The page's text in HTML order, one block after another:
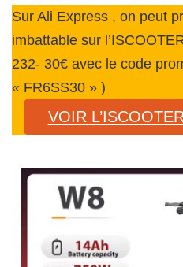
Sur Ali Express , on peut
imbattable sur
232- 30€ avec le code
« FR6SS30 » )
VOIR